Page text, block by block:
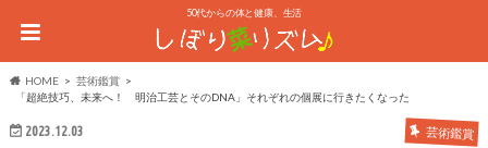
50代からの体と健康、生活
HOME
芸術鑑賞
「超絶技巧、未来へ！ 明治工芸とそのDNA」それぞれの個展に行きたくなった
2023.12.03 芸術鑑賞